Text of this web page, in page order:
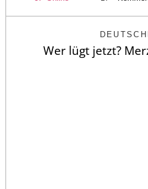
Wer lügt jetzt?